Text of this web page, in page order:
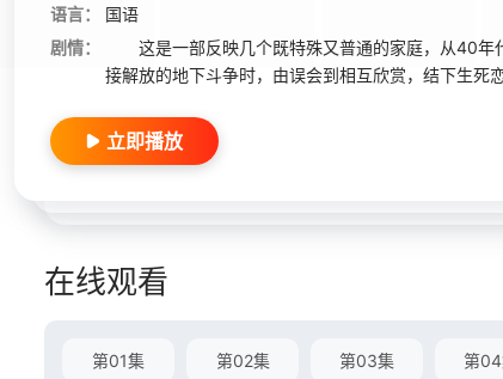
语言：
国语
剧情：
这是一部反映几个既特殊又普通的家庭，从40年
接解放的地下斗争时，由误会到相互欣赏，结下生死
立即播放
在线观看
第01集 第02集 第03集 第